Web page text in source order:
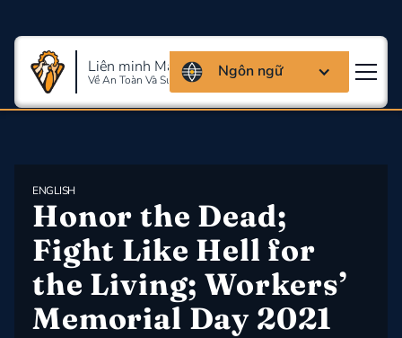
Liên minh Massachusettes
Về An Toàn Và Sức Khỏe Lao Động
Ngôn ngữ
ENGLISH
Honor the Dead;
Fight Like Hell for
the Living; Workers’
Memorial Day 2021